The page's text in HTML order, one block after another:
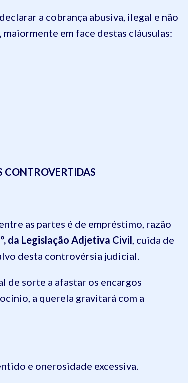
a cobrança abusiva, ilegal e não
em face destas cláusulas:
CONTROVERTIDAS
as partes é de empréstimo, razão
da Legislação Adjetiva Civil, cuida de
desta controvérsia judicial.
de sorte a afastar os encargos
a querela gravitará com a
e onerosidade excessiva.